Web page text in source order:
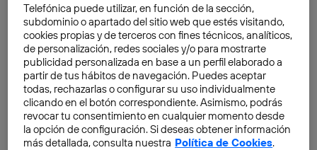
Telefónica puede utilizar, en función de la sección,
subdominio o apartado del sitio web que estés visitando,
cookies propias y de terceros con fines técnicos, analíticos,
de personalización, redes sociales y/o para mostrarte
publicidad personalizada en base a un perfil elaborado a
partir de tus hábitos de navegación. Puedes aceptar
todas, rechazarlas o configurar su uso individualmente
clicando en el botón correspondiente. Asimismo, podrás
revocar tu consentimiento en cualquier momento desde
la opción de configuración. Si deseas obtener información
más detallada, consulta nuestra Política de Cookies.